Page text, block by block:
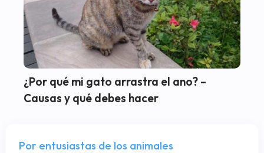
¿Por qué mi gato arrastra el ano? –
Causas y qué debes hacer
Por entusiastas de los animales